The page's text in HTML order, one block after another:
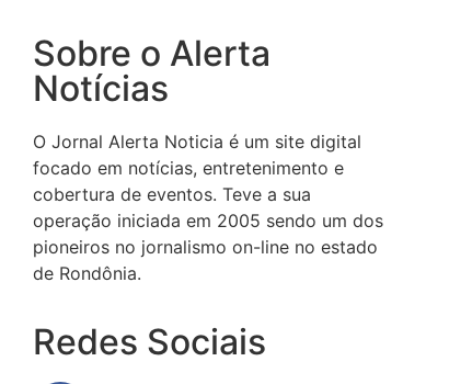
Sobre o Alerta
Notícias
O Jornal Alerta Noticia é um site digital
focado em notícias, entretenimento e
cobertura de eventos. Teve a sua
operação iniciada em 2005 sendo um dos
pioneiros no jornalismo on-line no estado
de Rondônia.
Redes Sociais